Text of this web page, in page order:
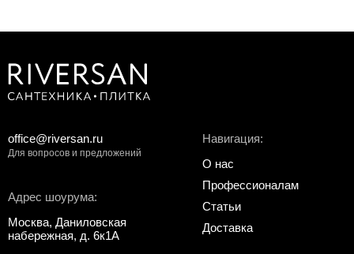
Адрес шоурума:
Москва, Даниловская
набережная, д. 6к1А
Навигация:
О нас
Профессионалам
Статьи
Доставка
office@riversan.ru
Для вопросов и предложений